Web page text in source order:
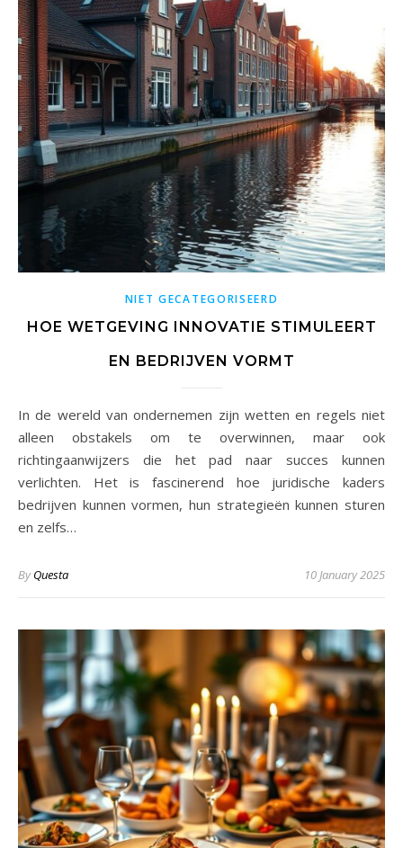
NIET GECATEGORISEERD
HOE WETGEVING INNOVATIE STIMULEERT
EN BEDRIJVEN VORMT
In de wereld van ondernemen zijn wetten en regels niet
alleen obstakels om te overwinnen, maar ook
richtingaanwijzers die het pad naar succes kunnen
verlichten. Het is fascinerend hoe juridische kaders
bedrijven kunnen vormen, hun strategieën kunnen sturen
en zelfs…
ByQuesta 10 January 2025